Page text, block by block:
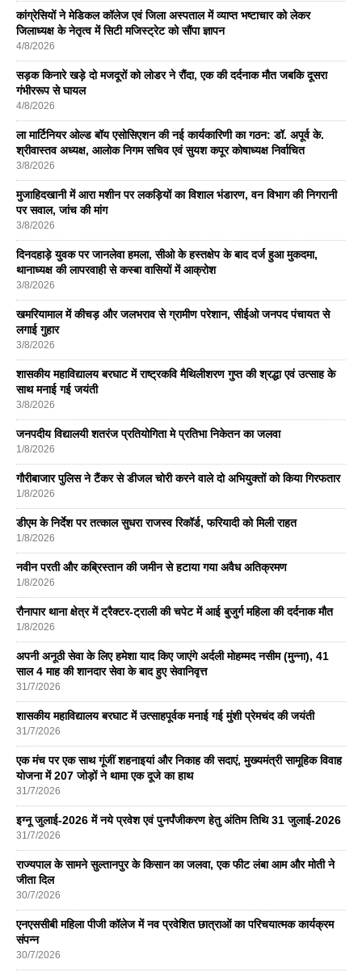
कांग्रेसियों ने मेडिकल कॉलेज एवं जिला अस्पताल में व्याप्त भष्टाचार को लेकर
जिलाध्यक्ष के नेतृत्व में सिटी मजिस्ट्रेट को सौंपा ज्ञापन
4/8/2026
सड़क किनारे खड़े दो मजदूरों को लोडर ने रौंदा, एक की दर्दनाक मौत जबकि दूसरा
गंभीररूप से घायल
4/8/2026
ला मार्टिनियर ओल्ड बॉय एसोसिएशन की नई कार्यकारिणी का गठन: डॉ. अपूर्व के.
श्रीवास्तव अध्यक्ष, आलोक निगम सचिव एवं सुयश कपूर कोषाध्यक्ष निर्वाचित
3/8/2026
मुजाहिदखानी में आरा मशीन पर लकड़ियों का विशाल भंडारण, वन विभाग की निगरानी
पर सवाल, जांच की मांग
3/8/2026
दिनदहाड़े युवक पर जानलेवा हमला, सीओ के हस्तक्षेप के बाद दर्ज हुआ मुकदमा,
थानाध्यक्ष की लापरवाही से कस्बा वासियों में आक्रोश
3/8/2026
खमरियामाल में कीचड़ और जलभराव से ग्रामीण परेशान, सीईओ जनपद पंचायत से
लगाई गुहार
3/8/2026
शासकीय महाविद्यालय बरघाट में राष्ट्रकवि मैथिलीशरण गुप्त की श्रद्धा एवं उत्साह के
साथ मनाई गई जयंती
3/8/2026
जनपदीय विद्यालयी शतरंज प्रतियोगिता मे प्रतिभा निकेतन का जलवा
1/8/2026
गौरीबाजार पुलिस ने टैंकर से डीजल चोरी करने वाले दो अभियुक्तों को किया गिरफतार
1/8/2026
डीएम के निर्देश पर तत्काल सुधरा राजस्व रिकॉर्ड, फरियादी को मिली राहत
1/8/2026
नवीन परती और कब्रिस्तान की जमीन से हटाया गया अवैध अतिक्रमण
1/8/2026
रौनापार थाना क्षेत्र में ट्रैक्टर-ट्राली की चपेट में आई बुजुर्ग महिला की दर्दनाक मौत
1/8/2026
अपनी अनूठी सेवा के लिए हमेशा याद किए जाएंगे अर्दली मोहम्मद नसीम (मुन्ना), 41
साल 4 माह की शानदार सेवा के बाद हुए सेवानिवृत्त
31/7/2026
शासकीय महाविद्यालय बरघाट में उत्साहपूर्वक मनाई गई मुंशी प्रेमचंद की जयंती
31/7/2026
एक मंच पर एक साथ गूंजीं शहनाइयां और निकाह की सदाएं, मुख्यमंत्री सामूहिक विवाह
योजना में 207 जोड़ों ने थामा एक दूजे का हाथ
31/7/2026
इग्नू जुलाई-2026 में नये प्रवेश एवं पुनर्पंजीकरण हेतु अंतिम तिथि 31 जुलाई-2026
31/7/2026
राज्यपाल के सामने सुल्तानपुर के किसान का जलवा, एक फीट लंबा आम और मोती ने
जीता दिल
30/7/2026
एनएससीबी महिला पीजी कॉलेज में नव प्रवेशित छात्राओं का परिचयात्मक कार्यक्रम
संपन्न
30/7/2026